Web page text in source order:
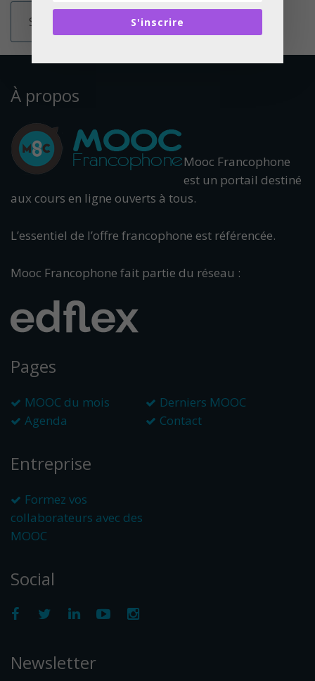
À propos
Mooc Francophone
est un portail destiné
aux cours en ligne ouverts à tous.
L’essentiel de l’offre francophone est référencée.
Mooc Francophone fait partie du réseau :
Pages
MOOC du mois
Derniers MOOC
Agenda
Contact
Entreprise
Formez vos
collaborateurs avec des
MOOC
Social
Newsletter
S'inscrire